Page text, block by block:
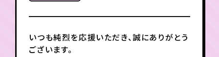
月会員制ファンクラブ
いつも純烈を応援いただき、誠にありがとう
ございます。